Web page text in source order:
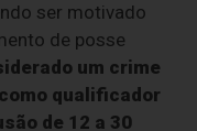
ser motivado
de posse
um crime
qualificador
de 12 a 30